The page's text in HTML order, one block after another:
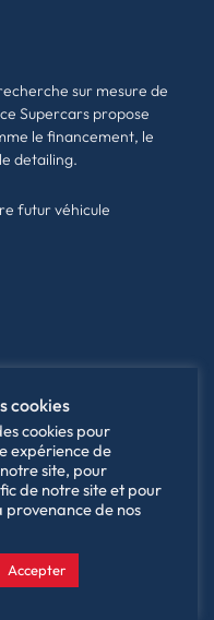
sur mesure de
Supercars propose
le financement, le
detailing.
futur véhicule
cookies
cookies pour
expérience de
site, pour
de notre site et pour
de nos
Accepter